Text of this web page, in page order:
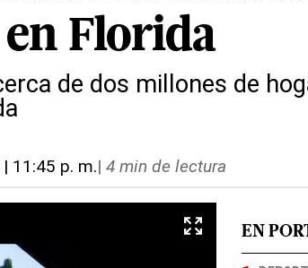
Florida
de dos millones de
11:45 p. m.| 4 min de lectura
EN